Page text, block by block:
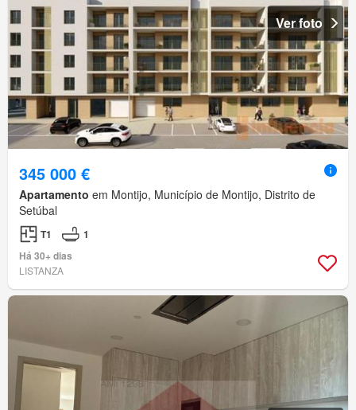
Ver foto
345 000 €
Apartamento em Montijo, Município de Montijo, Distrito de
Setúbal
T1
1
Há 30+ dias
LISTANZA